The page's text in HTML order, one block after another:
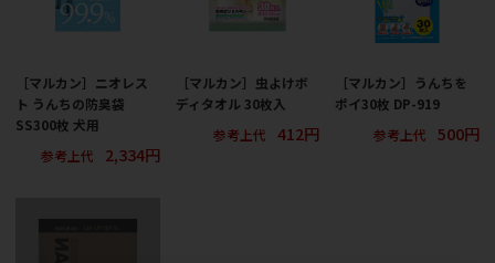
［マルカン］ニオレス
ト うんちの防臭袋
SS300枚 犬用
参考上代
2,334円
［マルカン］虫よけボ
ディタオル 30枚入
参考上代
412円
［マルカン］うんちを
ポイ30枚 DP-919
参考上代
500円